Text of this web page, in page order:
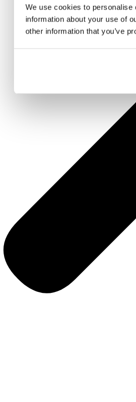
We use cookies to
information about your use of
other information that you’ve